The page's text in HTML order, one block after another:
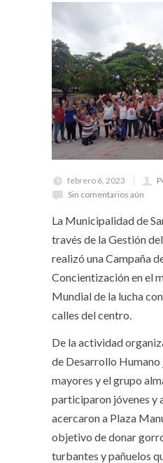
febrero 6, 2023
Sin comentarios aún
La Municipalidad de
través de la Gestión
realizó una Campaña
Concientización en el
Mundial de la lucha
calles del centro.
De la actividad
de Desarrollo Humano
mayores y el grupo
participaron jóvenes y
acercaron a Plaza
objetivo de donar
turbantes y pañuelos